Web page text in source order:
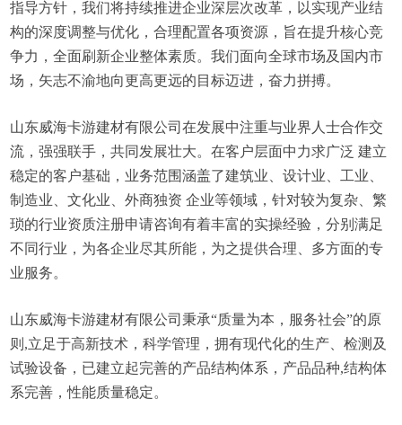
指导方针，我们将持续推进企业深层次改革，以实现产业结
构的深度调整与优化，合理配置各项资源，旨在提升核心竞
争力，全面刷新企业整体素质。我们面向全球市场及国内市
场，矢志不渝地向更高更远的目标迈进，奋力拼搏。
山东威海卡游建材有限公司在发展中注重与业界人士合作交
流，强强联手，共同发展壮大。在客户层面中力求广泛 建立
稳定的客户基础，业务范围涵盖了建筑业、设计业、工业、
制造业、文化业、外商独资 企业等领域，针对较为复杂、繁
琐的行业资质注册申请咨询有着丰富的实操经验，分别满足
不同行业，为各企业尽其所能，为之提供合理、多方面的专
业服务。
山东威海卡游建材有限公司秉承“质量为本，服务社会”的原
则,立足于高新技术，科学管理，拥有现代化的生产、检测及
试验设备，已建立起完善的产品结构体系，产品品种,结构体
系完善，性能质量稳定。